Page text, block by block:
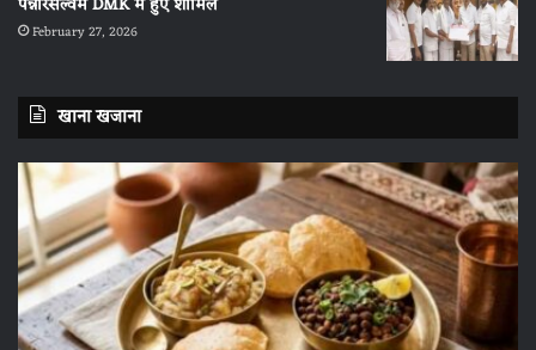
February 27, 2026
खाना खजाना